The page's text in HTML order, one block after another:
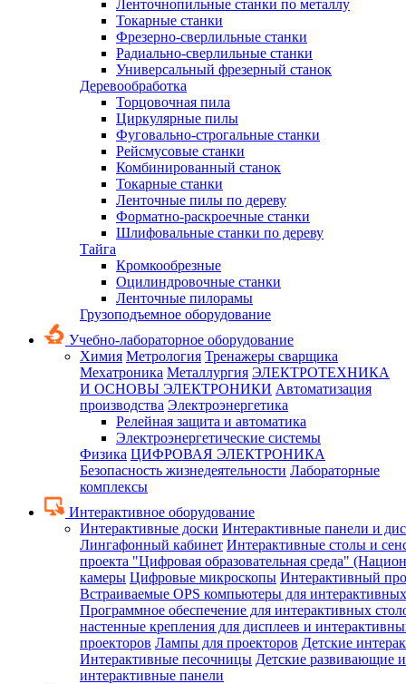
Ленточнопильные станки по металлу
Токарные станки
Фрезерно-сверлильные станки
Радиально-сверлильные станки
Универсальный фрезерный станок
Деревообработка
Торцовочная пила
Циркулярные пилы
Фуговально-строгальные станки
Рейсмусовые станки
Комбинированный станок
Токарные станки
Ленточные пилы по дереву
Форматно-раскроечные станки
Шлифовальные станки по дереву
Тайга
Кромкообрезные
Оцилиндровочные станки
Ленточные пилорамы
Грузоподъемное оборудование
Учебно-лабораторное оборудование
Химия Метрология Тренажеры сварщика
Мехатроника Металлургия ЭЛЕКТРОТЕХНИКА
И ОСНОВЫ ЭЛЕКТРОНИКИ Автоматизация
производства Электроэнергетика
Релейная защита и автоматика
Электроэнергетические системы
Физика ЦИФРОВАЯ ЭЛЕКТРОНИКА
Безопасность жизнедеятельности Лабораторные
комплексы
Интерактивное оборудование
Интерактивные доски Интерактивные панели и
Лингафонный кабинет Интерактивные столы и
проекта "Цифровая образовательная среда"
камеры Цифровые микроскопы Интерактивный
Встраиваемые OPS компьютеры для
Программное обеспечение для интерактивных
настенные крепления для дисплеев и
проекторов Лампы для проекторов Детские
Интерактивные песочницы Детские развивающие
интерактивные панели